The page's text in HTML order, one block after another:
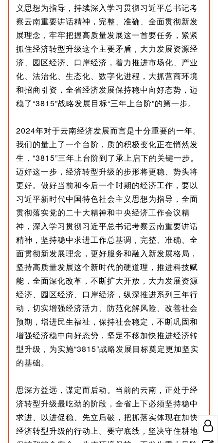
义思想为指导，持续深入学习贯彻习近平总书记考
察云南重要讲话精神，完整、准确、全面贯彻新发
展理念，牢牢把握高质量发展这一首要任务，紧紧
抓住经济转型升级这个主要矛盾，大力发展资源经
济、园区经济、口岸经济，着力推进市场化、产业
化、法治化、生态化、数字化进程，大抓营商环境
和招商引资，全省经济发展保持稳中向好态势，迈
稳了“3815”战略发展目标“三年上台阶”的第一步。
2024年对于云南经济发展而言是十分重要的一年。
我们的量上了一个台阶，质的积极变化正在悄然发
生，“3815”三年上台阶到了承上启下的关键一步。
迈好这一步，经济转型升级的步形将更稳、势头将
更好。做好当前和今后一个时期的经济工作，要以
习近平新时代中国特色社会主义思想为指导，全面
贯彻落实党的二十大精神和中央经济工作会议精
神，深入学习贯彻习近平总书记考察云南重要讲话
精神，坚持稳中求进工作总基调，完整、准确、全
面贯彻新发展理念，更好服务和融入新发展格局，
坚持高质量发展这个新时代的硬道理，推进科技赋
能，全面深化改革，不断扩大开放，大力发展资源
经济、园区经济、口岸经济，纵深推进系列三年行
动，切实增强经济活力、防范化解风险、改善社会
预期，增进民生福祉，保持社会稳定，不断巩固和
增强经济稳中向好态势，坚定不移加快推进经济转
型升级，为实施“3815”战略发展目标奠定更加坚实
的基础。
思深方益远，谋定而后动。当前的云南，正处于经
济转型升级最吃劲的阶段，全省上下必须坚持稳中
求进、以进促稳、先立后破，把抓落实体现在加快
经济转型升级的行动上。要守底线，坚决守住耕地